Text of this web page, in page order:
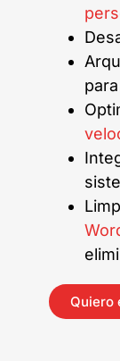
para
Quiero